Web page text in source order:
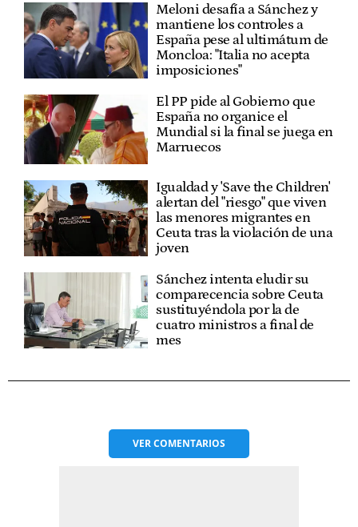
Meloni desafía a Sánchez y
mantiene los controles a
España pese al ultimátum de
Moncloa: "Italia no acepta
imposiciones"
El PP pide al Gobierno que
España no organice el
Mundial si la final se juega en
Marruecos
Igualdad y 'Save the Children'
alertan del "riesgo" que viven
las menores migrantes en
Ceuta tras la violación de una
joven
Sánchez intenta eludir su
comparecencia sobre Ceuta
sustituyéndola por la de
cuatro ministros a final de
mes
VERCOMENTARIOS